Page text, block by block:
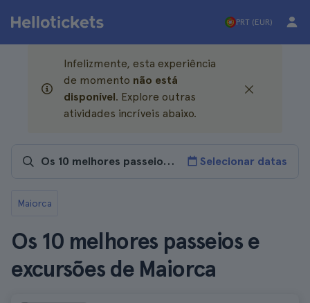
PRT (EUR)
Infelizmente, esta experiência
de momento não está
disponível. Explore outras
atividades incríveis abaixo.
Selecionar datas
Maiorca
Os 10 melhores passeios e
excursões de Maiorca